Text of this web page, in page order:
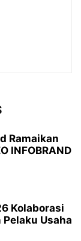
Ramaikan
INFOBRAND
Kolaborasi
Usaha